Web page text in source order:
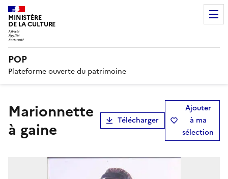
MINISTÈRE
DE LA CULTURE
POP
Plateforme ouverte du patrimoine
marionnette
à gaine
Télécharger
Ajouter
à ma
sélection